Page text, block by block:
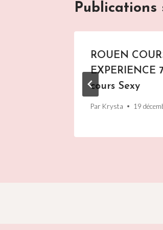
Publications
ROUEN
EXPERIENCE
cours Sexy
Par Krysta 19